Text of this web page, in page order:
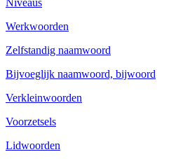
Niveaus
Werkwoorden
Zelfstandig naamwoord
Bijvoeglijk naamwoord, bijwoord
Verkleinwoorden
Voorzetsels
Lidwoorden